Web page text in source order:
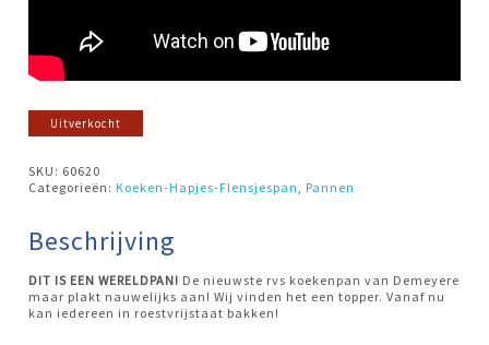
Uitverkocht
SKU: 60620
Categorieën:Koeken-Hapjes-Flensjespan ,Pannen
Beschrijving
DIT IS EEN WERELDPAN! De nieuwste rvs koekenpan van Demeyere
maar plakt nauwelijks aan! Wij vinden het een topper. Vanaf nu
kan iedereen in roestvrijstaat bakken!